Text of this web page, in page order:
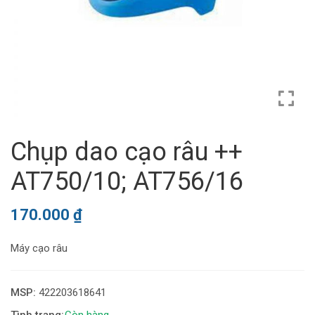
Chụp dao cạo râu ++
AT750/10; AT756/16
170.000 ₫
Máy cạo râu
MSP: 422203618641